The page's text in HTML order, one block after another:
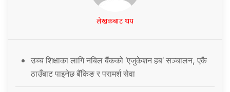
लेखकबाट थप
उच्च शिक्षाका लागि नबिल बैंकको ‘एजुकेशन हब’ सञ्चालन, एकै
ठाउँबाट पाइनेछ बैंकिङ र परामर्श सेवा